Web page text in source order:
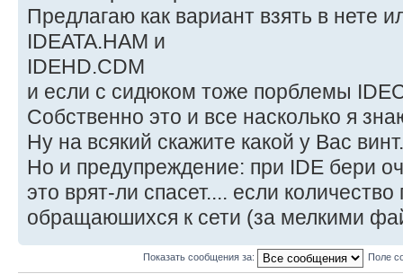
Предлагаю как вариант взять в нете
IDEATA.HAM и
IDEHD.CDM
и если с сидюком тоже порблемы
Собственно это и все насколько я
Ну на всякий скажите какой у Вас
Но и предупреждение: при IDE бери
это врят-ли спасет.... если
обращаюшихся к сети (за мелкими
Показать сообщения за: Поле